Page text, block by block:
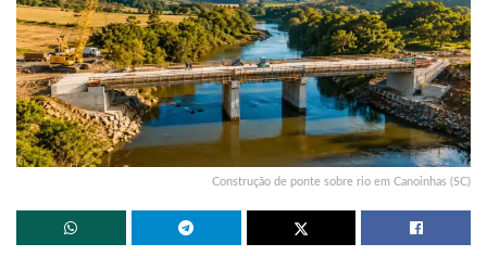
Construção de ponte sobre rio em Canoinhas (SC)